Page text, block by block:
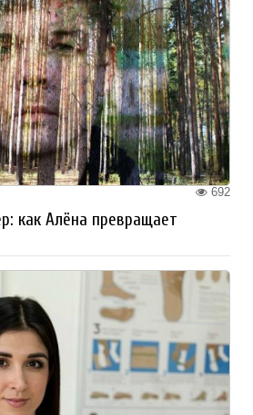
692
как Алёна превращает